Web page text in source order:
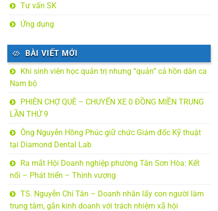
Tư vấn SK
Ứng dụng
BÀI VIẾT MỚI
Khi sinh viên học quản trị nhưng “quản” cả hồn dân ca
Nam bộ
PHIÊN CHỢ QUÊ – CHUYẾN XE 0 ĐỒNG MIỀN TRUNG
LẦN THỨ 9
Ông Nguyễn Hồng Phúc giữ chức Giám đốc Kỹ thuật
tại Diamond Dental Lab
Ra mắt Hội Doanh nghiệp phường Tân Sơn Hòa: Kết
nối – Phát triển – Thịnh vượng
TS. Nguyễn Chí Tân – Doanh nhân lấy con người làm
trung tâm, gắn kinh doanh với trách nhiệm xã hội